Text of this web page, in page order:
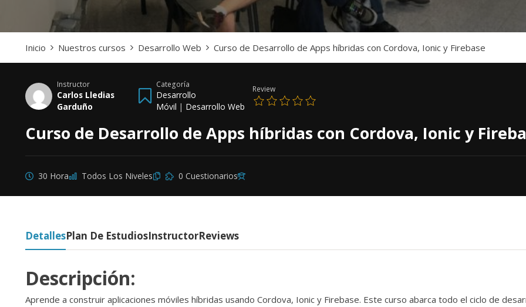
Inicio Nuestros cursos Desarrollo Web Curso de Desarrollo de Apps híbridas con Cordova, Ionic y Firebase
Instructor
Carlos Lledias
Garduño
Categoría
Desarrollo
Móvil | Desarrollo Web
Review
Curso de Desarrollo de Apps híbridas con Cordova, Ionic y
30 Hora Todos Los Niveles 0 Cuestionarios
DetallesPlan De EstudiosInstructorReviews
Descripción:
Aprende a construir aplicaciones móviles híbridas usando Cordova, Ionic y Firebase. Este curso abarca todo el ciclo de